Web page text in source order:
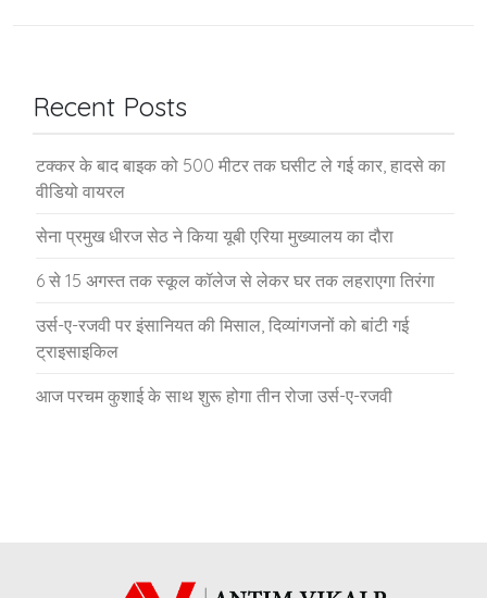
Recent Posts
टक्कर के बाद बाइक को 500 मीटर तक घसीट ले गई कार, हादसे का
वीडियो वायरल
सेना प्रमुख धीरज सेठ ने किया यूबी एरिया मुख्यालय का दौरा
6 से 15 अगस्त तक स्कूल कॉलेज से लेकर घर तक लहराएगा तिरंगा
उर्स-ए-रजवी पर इंसानियत की मिसाल, दिव्यांगजनों को बांटी गई
ट्राइसाइकिल
आज परचम कुशाई के साथ शुरू होगा तीन रोजा उर्स-ए-रजवी